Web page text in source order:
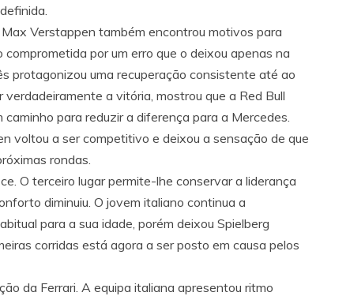
Verstappen também encontrou motivos para
por um erro que o deixou apenas na
protagonizou uma recuperação consistente até ao
verdadeiramente a vitória, mostrou que a Red Bull
para reduzir a diferença para a Mercedes.
voltou a ser competitivo e deixou a sensação de que
rondas.
O terceiro lugar permite-lhe conservar a liderança
diminuiu. O jovem italiano continua a
para a sua idade, porém deixou Spielberg
corridas está agora a ser posto em causa pelos
da Ferrari. A equipa italiana apresentou ritmo